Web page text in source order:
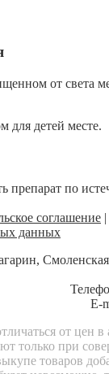
от света
для детей месте.
препарат по
соглашение |
данных
E-
от цен в
только при
товаров